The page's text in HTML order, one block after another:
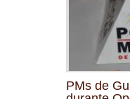
PMs de